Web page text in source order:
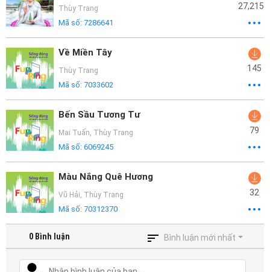
Thùy Trang
Mã số: 7286641
27,215
Về Miền Tây
Thùy Trang
Mã số: 7033602
145
Bến Sầu Tương Tư
Mai Tuấn, Thùy Trang
Mã số: 6069245
79
Màu Nắng Quê Hương
Vũ Hải, Thùy Trang
Mã số: 70312370
32
0 Bình luận Bình luận mới nhất